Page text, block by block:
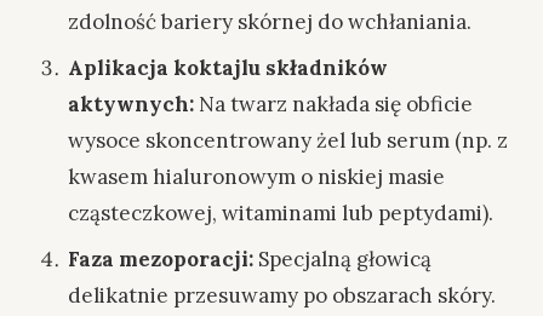
zdolność bariery skórnej do wchłaniania.
Aplikacja koktajlu składników
aktywnych: Na twarz nakłada się obficie
wysoce skoncentrowany żel lub serum (np. z
kwasem hialuronowym o niskiej masie
cząsteczkowej, witaminami lub peptydami).
Faza mezoporacji: Specjalną głowicą
delikatnie przesuwamy po obszarach skóry.